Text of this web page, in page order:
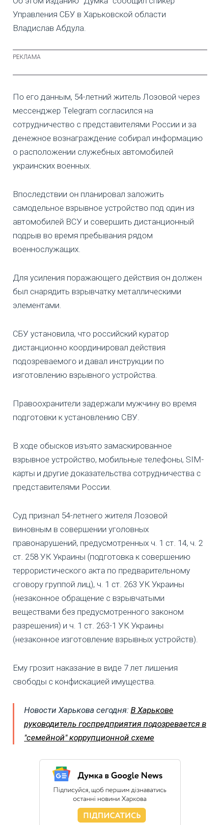
Управления СБУ в Харьковской области
Владислав Абдула.
По его данным, 54-летний житель Лозовой через
мессенджер Telegram согласился на
сотрудничество с представителями России и за
денежное вознаграждение собирал информацию
о расположении служебных автомобилей
украинских военных.
Впоследствии он планировал заложить
самодельное взрывное устройство под один из
автомобилей ВСУ и совершить дистанционный
подрыв во время пребывания рядом
военнослужащих.
Для усиления поражающего действия он должен
был снарядить взрывчатку металлическими
элементами.
СБУ установила, что российский куратор
дистанционно координировал действия
подозреваемого и давал инструкции по
изготовлению взрывного устройства.
Правоохранители задержали мужчину во время
подготовки к установлению СВУ.
В ходе обысков изъято замаскированное
взрывное устройство, мобильные телефоны, SIM-
карты и другие доказательства сотрудничества с
представителями России.
Суд признал 54-летнего жителя Лозовой
виновным в совершении уголовных
правонарушений, предусмотренных ч. 1 ст. 14, ч. 2
ст. 258 УК Украины (подготовка к совершению
террористического акта по предварительному
сговору группой лиц), ч. 1 ст. 263 УК Украины
(незаконное обращение с взрывчатыми
веществами без предусмотренного законом
разрешения) и ч. 1 ст. 263-1 УК Украины
(незаконное изготовление взрывных устройств).
Ему грозит наказание в виде 7 лет лишения
свободы с конфискацией имущества.
Новости Харькова сегодня: В Харькове
руководитель госпредприятия подозревается в
"семейной" коррупционной схеме